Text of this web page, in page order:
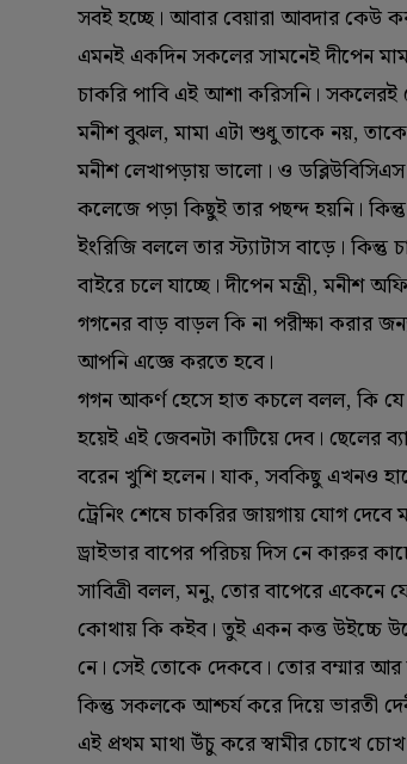
সবই হচ্ছে। আবার বেয়ারা আবদার কেউ
এমনই একদিন সকলের সামনেই দীপেন
চাকরি পাবি এই আশা করিসনি।
মনীশ বুঝল, মামা এটা শুধু তাকে নয়,
মনীশ লেখাপড়ায় ভালো। ও ডব্লিউবিসিএস
কলেজে পড়া কিছুই তার পছন্দ হয়নি।
ইংরিজি বললে তার স্ট্যাটাস বাড়ে।
বাইরে চলে যাচ্ছে। দীপেন মন্ত্রী, মনীশ
গগনের বাড় বাড়ল কি না পরীক্ষা
আপনি এজ্ঞে করতে হবে।
গগন আকর্ণ হেসে হাত কচলে বলল, কি
হয়েই এই জেবনটা কাটিয়ে দেব। ছেলের
বরেন খুশি হলেন। যাক, সবকিছু এখনও
ট্রেনিং শেষে চাকরির জায়গায় যোগ
ড্রাইভার বাপের পরিচয় দিস নে কারুর
সাবিত্রী বলল, মনু, তোর বাপেরে
কোথায় কি কইব। তুই একন কত্ত উইচ্চে
নে। সেই তোকে দেকবে। তোর বম্মার আর
কিন্তু সকলকে আশ্চর্য করে দিয়ে ভারতী
এই প্রথম মাথা উঁচু করে স্বামীর চোখে